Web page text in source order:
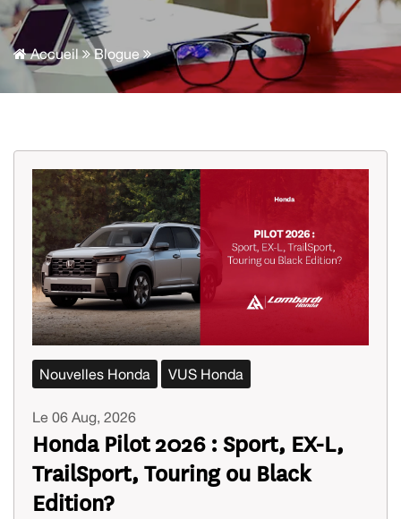
Accueil Blogue
Nouvelles Honda VUS Honda
Le 06 Aug, 2026
Honda Pilot 2026 : Sport, EX-L,
TrailSport, Touring ou Black
Edition?